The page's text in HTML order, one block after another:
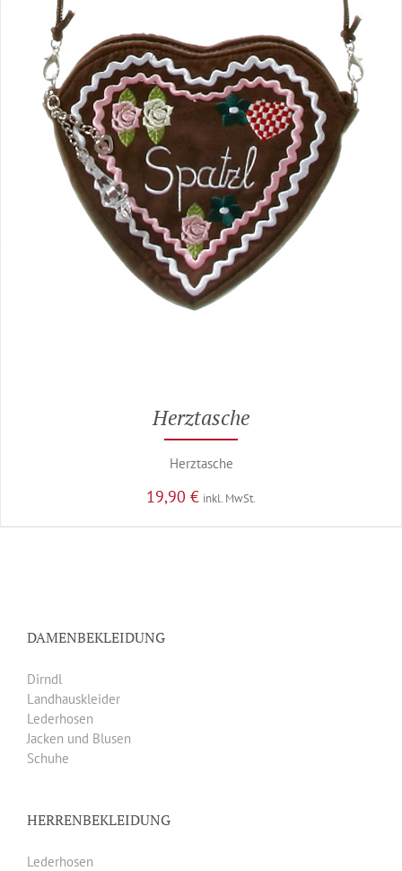
Herztasche
Herztasche
19,90 € inkl. MwSt.
DAMENBEKLEIDUNG
Dirndl
Landhauskleider
Lederhosen
Jacken und Blusen
Schuhe
HERRENBEKLEIDUNG
Lederhosen